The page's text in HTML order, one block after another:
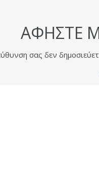
ΑΦΉΣΤΕ
σας δεν